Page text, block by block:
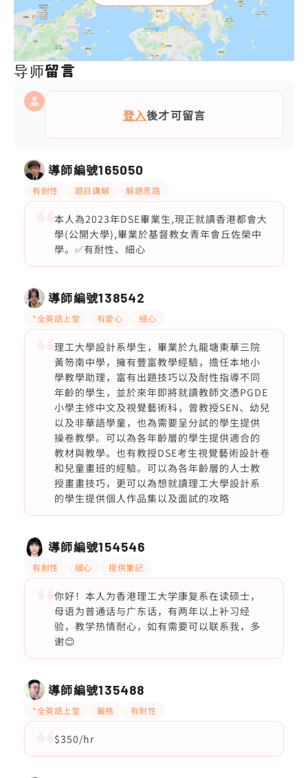
导师留言
登入後才可留言
導師編號165050
有耐性 題目講解 解題思路
本人為2023年DSE畢業生,現正就讀香港都會大
學(公開大學),畢業於基督教女青年會丘佐榮中
學。✅有耐性、細心
導師編號138542
*全英語上堂 有愛心 細心
理工大學設計系學生，畢業於九龍塘東華三院
黃笏南中學，擁有豐富教學經驗，擔任本地小
學教學助理，富有出題技巧以及耐性指導不同
年齡的學生，並於來年即將就讀教師文憑PGDE
小學主修中文及視覺藝術科，曾教授SEN、幼兒
以及非華語學童，也為需要呈分試的學生提供
操卷教學。可以為各年齡層的學生提供適合的
教材與教學。也有教授DSE考生視覺藝術設計卷
和兒童畫班的經驗。可以為各年齡層的人士教
授畫畫技巧，更可以為想就讀理工大學設計系
的學生提供個人作品集以及面試的攻略
導師編號154546
有耐性 細心 提供筆記
你好！本人为香港理工大学康复系在读硕士，
母语为普通话与广东话，有两年以上补习经
验，教学热情耐心，如有需要可以联系我，多
谢😊
導師編號135488
*全英語上堂 嚴格 有耐性
$350/hr